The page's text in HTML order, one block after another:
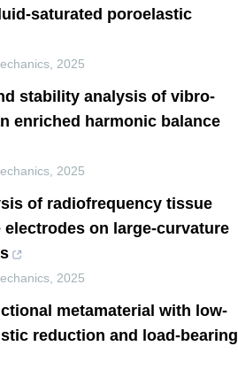
saturated poroelastic
, 2025
stability analysis of vibro-
enriched harmonic balance
, 2025
of radiofrequency tissue
on large-curvature
, 2025
metamaterial with low-
reduction and load-bearing